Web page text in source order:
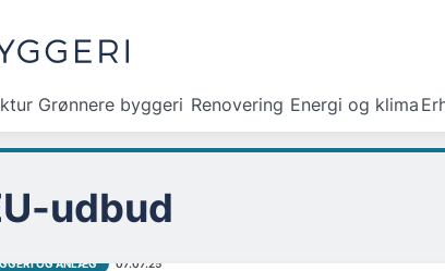
Grønnere byggeri Renovering Energi og klima
udbud
OG ANLÆG 07.07.25